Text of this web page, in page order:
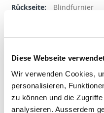
Diese Webseite
Wir verwenden Cookies,
personalisieren,
zu können und die
analysieren. Ausserdem
Blindfurnier
Produkte
Artikel
VIVAPARKETT 1-Stab
geölt
S100703